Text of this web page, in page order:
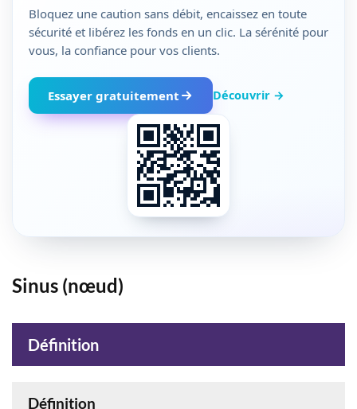
Bloquez une caution sans débit, encaissez en toute
sécurité et libérez les fonds en un clic. La sérénité pour
vous, la confiance pour vos clients.
Essayer gratuitement Découvrir →
Sinus (nœud)
Définition
Définition